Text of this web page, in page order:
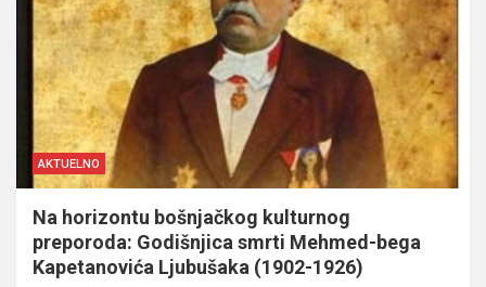
AKTUELNO
Na horizontu bošnjačkog kulturnog
preporoda: Godišnjica smrti Mehmed-bega
Kapetanovića Ljubušaka (1902-1926)